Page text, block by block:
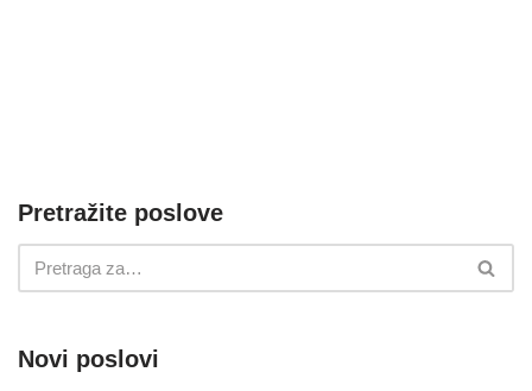
Pretražite poslove
Novi poslovi